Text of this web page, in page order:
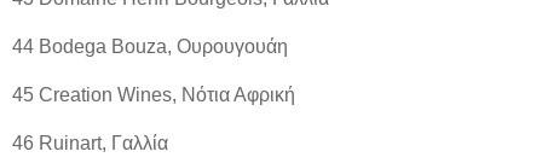
44 Bodega Bouza, Ουρουγουάη
45 Creation Wines, Νότια Αφρική
46 Ruinart, Γαλλία